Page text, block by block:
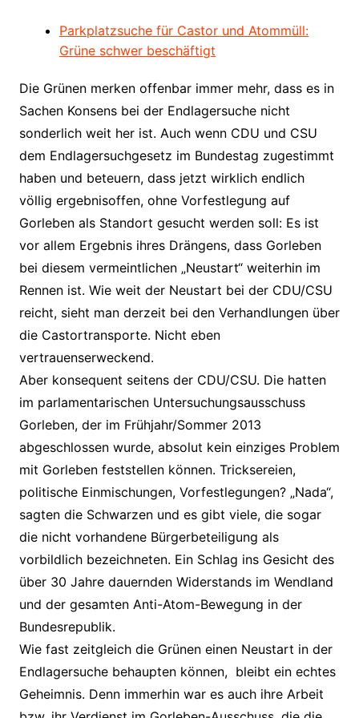
Parkplatzsuche für Castor und Atommüll:
Grüne schwer beschäftigt
Die Grünen merken offenbar immer mehr, dass es in
Sachen Konsens bei der Endlagersuche nicht
sonderlich weit her ist. Auch wenn CDU und CSU
dem Endlagersuchgesetz im Bundestag zugestimmt
haben und beteuern, dass jetzt wirklich endlich
völlig ergebnisoffen, ohne Vorfestlegung auf
Gorleben als Standort gesucht werden soll: Es ist
vor allem Ergebnis ihres Drängens, dass Gorleben
bei diesem vermeintlichen „Neustart“ weiterhin im
Rennen ist. Wie weit der Neustart bei der CDU/CSU
reicht, sieht man derzeit bei den Verhandlungen über
die Castortransporte. Nicht eben
vertrauenserweckend.
Aber konsequent seitens der CDU/CSU. Die hatten
im parlamentarischen Untersuchungsausschuss
Gorleben, der im Frühjahr/Sommer 2013
abgeschlossen wurde, absolut kein einziges Problem
mit Gorleben feststellen können. Tricksereien,
politische Einmischungen, Vorfestlegungen? „Nada“,
sagten die Schwarzen und es gibt viele, die sogar
die nicht vorhandene Bürgerbeteiligung als
vorbildlich bezeichneten. Ein Schlag ins Gesicht des
über 30 Jahre dauernden Widerstands im Wendland
und der gesamten Anti-Atom-Bewegung in der
Bundesrepublik.
Wie fast zeitgleich die Grünen einen Neustart in der
Endlagersuche behaupten können, bleibt ein echtes
Geheimnis. Denn immerhin war es auch ihre Arbeit